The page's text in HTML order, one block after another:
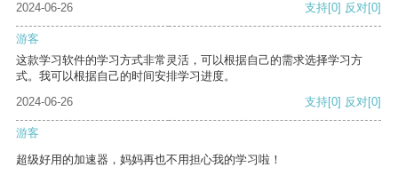
2024-06-26 支持[0] 反对[0]
游客
这款学习软件的学习方式非常灵活，可以根据自己的需求选择学习方
式。我可以根据自己的时间安排学习进度。
2024-06-26
支持[0] 反对[0]
游客
超级好用的加速器，妈妈再也不用担心我的学习啦！